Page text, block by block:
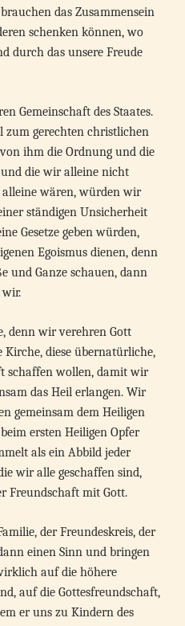
das Zusammensein
schenken können, wo
durch das unsere Freude
Gemeinschaft des Staates.
zum gerechten christlichen
ihm die Ordnung und die
die wir alleine nicht
wären, würden wir
ständigen Unsicherheit
Gesetze geben würden,
Egoismus dienen, denn
und Ganze schauen, dann
denn wir verehren Gott
diese übernatürliche,
schaffen wollen, damit wir
das Heil erlangen. Wir
gemeinsam dem Heiligen
ersten Heiligen Opfer
als ein Abbild jeder
wir alle geschaffen sind,
Freundschaft mit Gott.
der Freundeskreis, der
einen Sinn und bringen
auf die höhere
auf die Gottesfreundschaft,
er uns zu Kindern des